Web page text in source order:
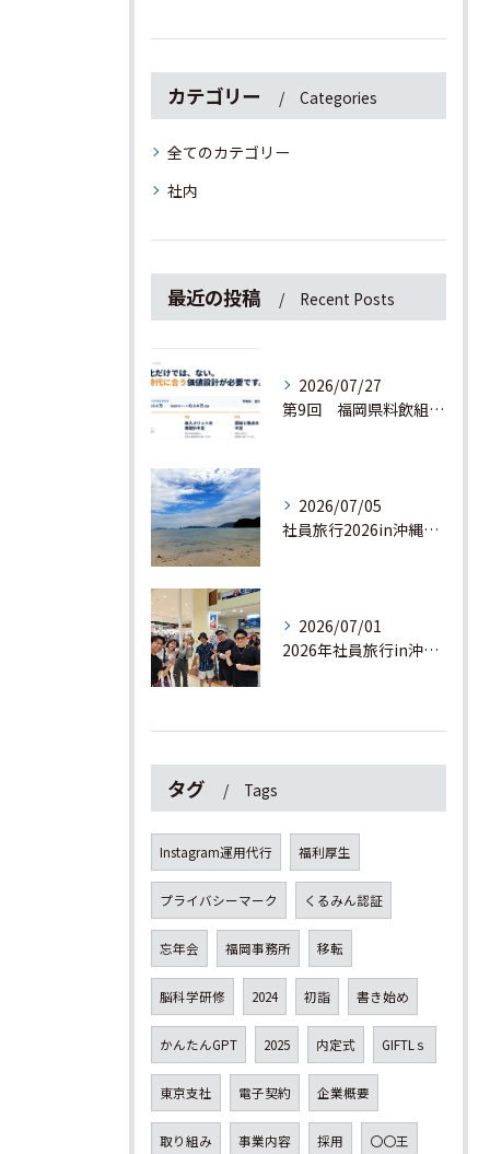
カテゴリー Categories
全てのカテゴリー
社内
最近の投稿 Recent Posts
2026/07/27
第9回 福岡県料飲組合連合会の交流研修会でプレゼンしてきました！
2026/07/05
社員旅行2026in沖縄🌺3日目
2026/07/01
2026年社員旅行in沖縄！！🌺 2日目
タグ Tags
Instagram運用代行 福利厚生
プライバシーマーク くるみん認証
忘年会 福岡事務所 移転
脳科学研修 2024 初詣 書き始め
かんたんGPT 2025 内定式 GIFTLｓ
東京支社 電子契約 企業概要
取り組み 事業内容 採用 〇〇王